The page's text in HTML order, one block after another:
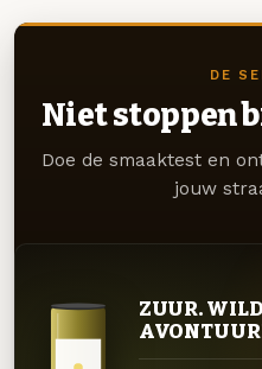
DE
Niet stoppen
Doe de smaaktest en
jouw
ZUUR.